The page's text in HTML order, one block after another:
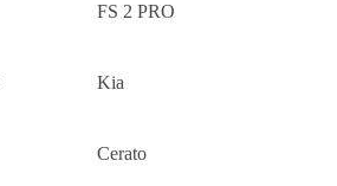
FS 2 PRO
Kia
Cerato